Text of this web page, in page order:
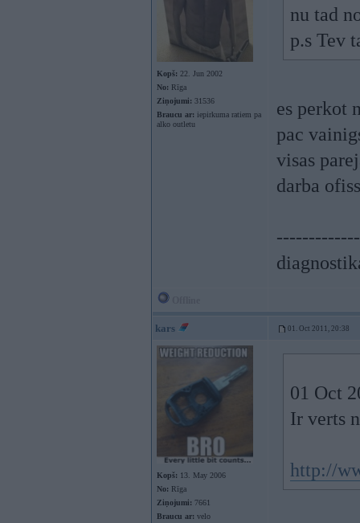
Kopš: 22. Jun 2002
No: Rīga
Ziņojumi: 31536
Braucu ar: iepirkuma ratiem pa
alko outletu
nu tad
p.s Tev
es perkot
pac
visas
darba
kars 01. Oct 2011, 20:38
Kopš: 13. May 2006
No: Rīga
Ziņojumi: 7661
Braucu ar: velo
01 Oct
Ir verts
http://